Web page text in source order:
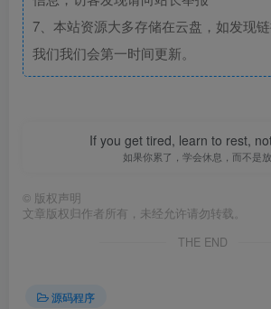
7、本站资源大多存储在云盘，如发现
我们我们会第一时间更新。
If you get tired, learn to rest,
如果你累了，学会休息，而不是
© 版权声明
文章版权归作者所有，未经允许请勿转载。
THE END
源码程序